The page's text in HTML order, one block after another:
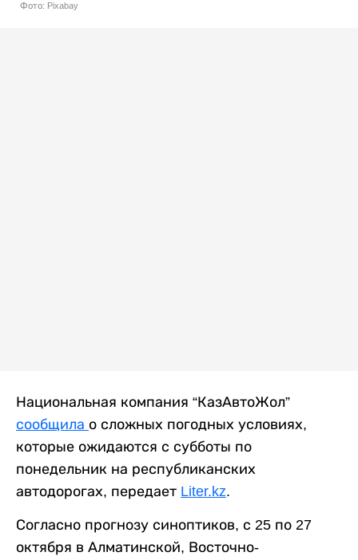
Фото: Pixabay
Национальная компания “КазАвтоЖол”
сообщила о сложных погодных условиях,
которые ожидаются с субботы по
понедельник на республиканских
автодорогах, передает Liter.kz.
Согласно прогнозу синоптиков, с 25 по 27
октября в Алматинской, Восточно-